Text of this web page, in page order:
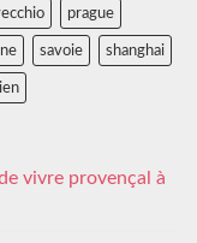
prague
savoie shanghai
vivre provençal à